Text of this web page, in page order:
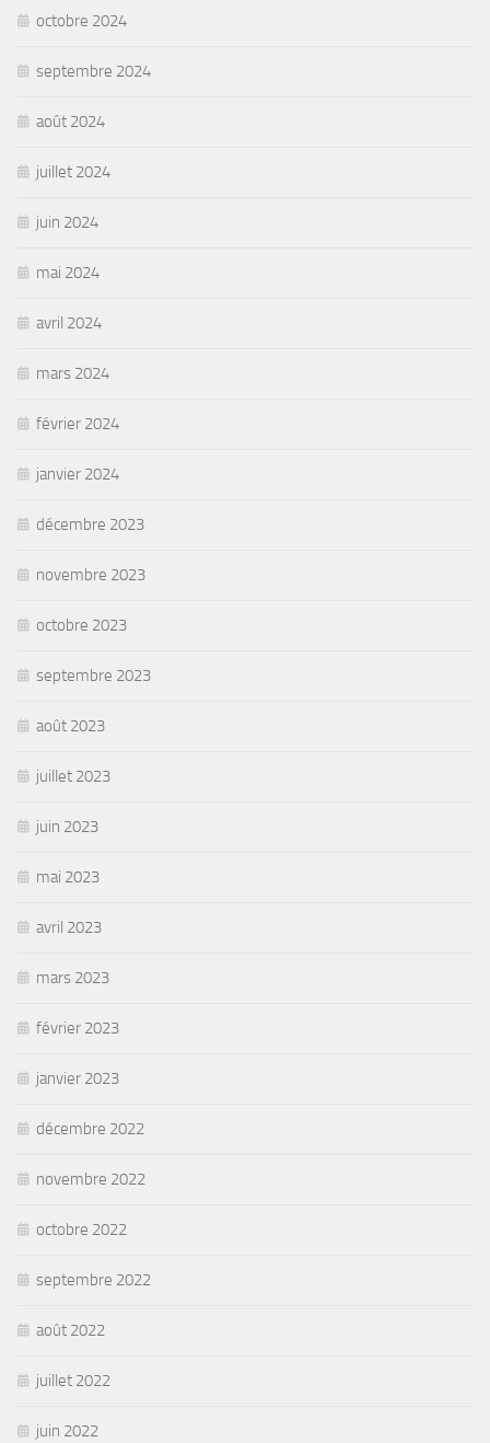
octobre 2024
septembre 2024
août 2024
juillet 2024
juin 2024
mai 2024
avril 2024
mars 2024
février 2024
janvier 2024
décembre 2023
novembre 2023
octobre 2023
septembre 2023
août 2023
juillet 2023
juin 2023
mai 2023
avril 2023
mars 2023
février 2023
janvier 2023
décembre 2022
novembre 2022
octobre 2022
septembre 2022
août 2022
juillet 2022
juin 2022